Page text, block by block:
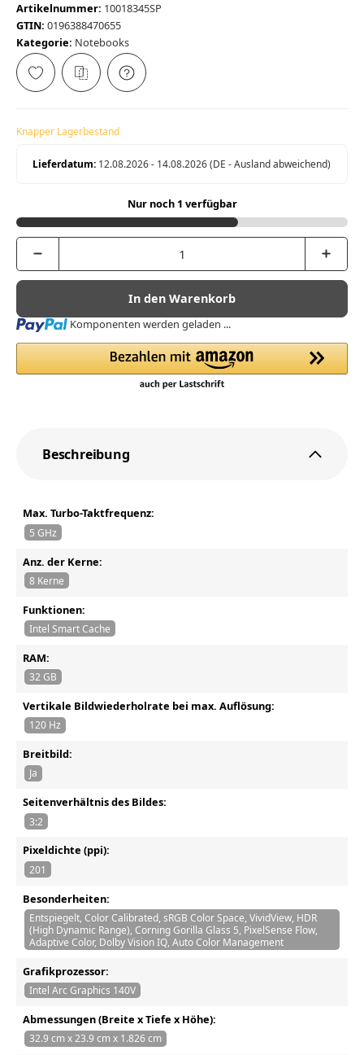
Artikelnummer: 10018345SP
GTIN: 0196388470655
Kategorie: Notebooks
Knapper Lagerbestand
Lieferdatum: 12.08.2026 - 14.08.2026(DE - Ausland abweichend)
Nur noch 1 verfügbar
In den Warenkorb
Loading... Komponenten werden geladen ...
Beschreibung
Max. Turbo-Taktfrequenz:
5 GHz
Anz. der Kerne:
8 Kerne
Funktionen:
Intel Smart Cache
RAM:
32 GB
Vertikale Bildwiederholrate bei max. Auflösung:
120 Hz
Breitbild:
Ja
Seitenverhältnis des Bildes:
3:2
Pixeldichte (ppi):
201
Besonderheiten:
Entspiegelt, Color Calibrated, sRGB Color Space, VividView, HDR
(High Dynamic Range), Corning Gorilla Glass 5, PixelSense Flow,
Adaptive Color, Dolby Vision IQ, Auto Color Management
Grafikprozessor:
Intel Arc Graphics 140V
Abmessungen (Breite x Tiefe x Höhe):
32.9 cm x 23.9 cm x 1.826 cm